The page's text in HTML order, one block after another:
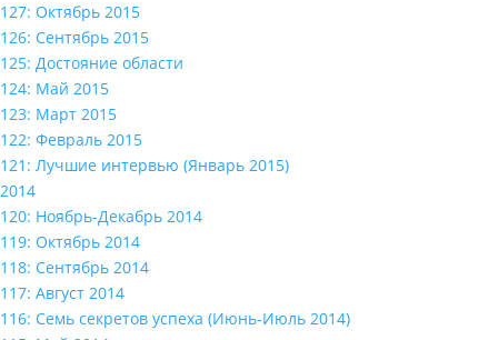
127: Октябрь 2015
126: Сентябрь 2015
125: Достояние области
124: Май 2015
123: Март 2015
122: Февраль 2015
121: Лучшие интервью (Январь 2015)
2014
120: Ноябрь-Декабрь 2014
119: Октябрь 2014
118: Сентябрь 2014
117: Август 2014
116: Семь секретов успеха (Июнь-Июль 2014)